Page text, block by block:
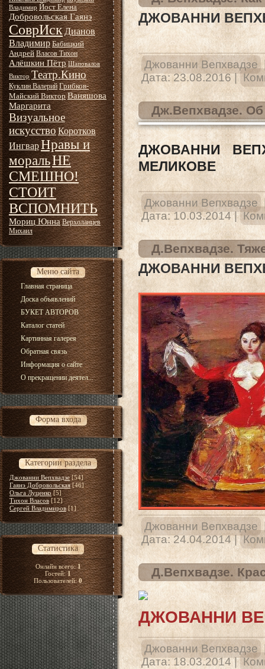
Владимир Йост Елена
Добровольская Гаянэ
СоврИскДианов
Владимир Бабицкий
Андрей Власов Тихон
Алёшкин Пётр Шаповалов
Виктор Театр.Кино
Куклин Валерий Грибков-
Майский Виктор Ваняшова
Маргарита
Визуальное
искусствоКоротков
ИнгварНравы и
моральНЕ
СМЕШНО!
СТОИТ
ВСПОМНИТЬ
Мориц Юнна Верхоланцев
Михаил
Меню сайта
Главная страница
Доска объявлений
БУКЕТ АВТОРОВ
Каталог статей
Картинная галерея
Обратная связь
Информация о сайте
О прекращении деятел...
Форма входа
Категории раздела
Джованни Вепхвадзе [54]
Гаянэ Добровольская [46]
Ольга Луценко [5]
Тихон Власов [12]
Сергей Владимиров [1]
Статистика
Онлайн всего:1
Гостей:1
Пользователей:0
ДЖОВАННИ
Джованни Вепхвадзе
Дата: 23.08.2016 |
Дж.Вепхвадзе.
ДЖОВАННИ
МЕЛИКОВЕ
Джованни Вепхвадзе
Дата: 10.03.2014 |
Д.Вепхвадзе.
ДЖОВАННИ
Джованни Вепхвадзе
Дата: 24.04.2014 |
Д.Вепхвадзе.
ДЖОВАННИ
Джованни Вепхвадзе
Дата: 18.03.2014 |